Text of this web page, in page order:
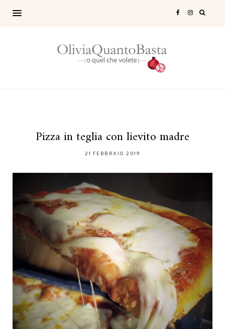
Pizza in teglia con lievito madre
21 FEBBRAIO 2019